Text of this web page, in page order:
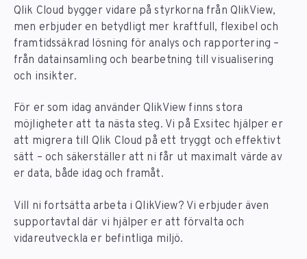
Qlik Cloud bygger vidare på styrkorna från QlikView,
men erbjuder en betydligt mer kraftfull, flexibel och
framtidssäkrad lösning för analys och rapportering –
från datainsamling och bearbetning till visualisering
och insikter.
För er som idag använder QlikView finns stora
möjligheter att ta nästa steg. Vi på Exsitec hjälper er
att migrera till Qlik Cloud på ett tryggt och effektivt
sätt – och säkerställer att ni får ut maximalt värde av
er data, både idag och framåt.
Vill ni fortsätta arbeta i QlikView? Vi erbjuder även
supportavtal där vi hjälper er att förvalta och
vidareutveckla er befintliga miljö.